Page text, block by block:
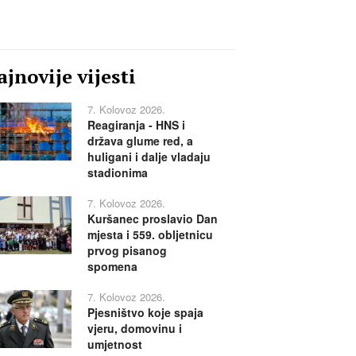
vijesti
7. Kolovoz 2026.
Reagiranja - HNS i
država glume red, a
huligani i dalje vladaju
stadionima
7. Kolovoz 2026.
Kuršanec proslavio Dan
mjesta i 559. obljetnicu
prvog pisanog
spomena
7. Kolovoz 2026.
Pjesništvo koje spaja
vjeru, domovinu i
umjetnost